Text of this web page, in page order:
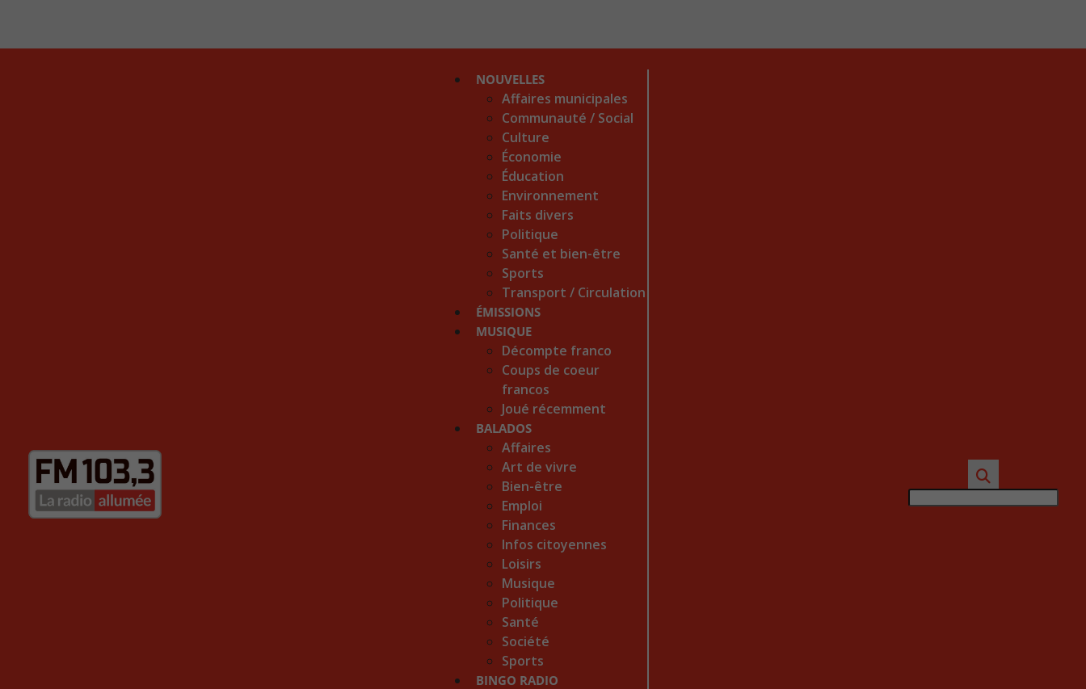
NOUVELLES
Affaires municipales
Communauté / Social
Culture
Économie
Éducation
Environnement
Faits divers
Politique
Santé et bien-être
Sports
Transport / Circulation
ÉMISSIONS
MUSIQUE
Décompte franco
Coups de coeur
francos
Joué récemment
BALADOS
Affaires
Art de vivre
Bien-être
Emploi
Finances
Infos citoyennes
Loisirs
Musique
Politique
Santé
Société
Sports
BINGO RADIO